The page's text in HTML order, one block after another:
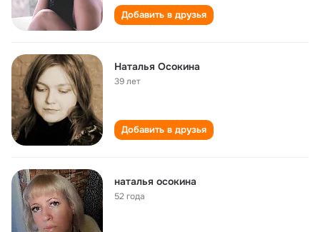
Добавить в друзья
Наталья Осокина
39 лет
Добавить в друзья
наталья осокина
52 года